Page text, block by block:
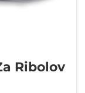
Ribolov